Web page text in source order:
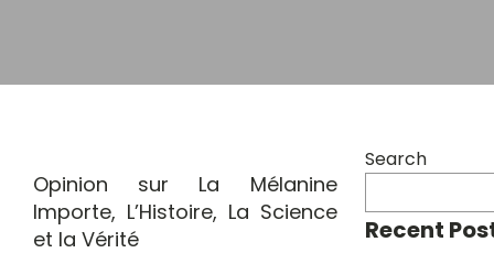
Opinion sur La Mélanine
Importe, L’Histoire, La Science
et la Vérité
Search
Recent